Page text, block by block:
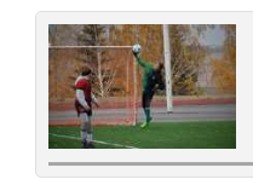
Scroll LeftScroll Right